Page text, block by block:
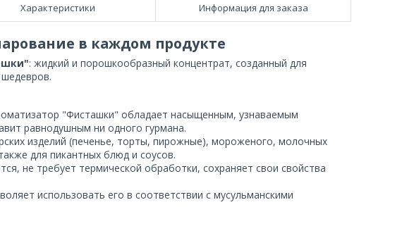
Характеристики Информация для заказа
в каждом продукте
: жидкий и порошкообразный концентрат, созданный для
"Фисташки" обладает насыщенным, узнаваемым
равнодушным ни одного гурмана.
изделий (печенье, торты, пирожные), мороженого, молочных
для пикантных блюд и соусов.
не требует термической обработки, сохраняет свои свойства
использовать его в соответствии с мусульманскими